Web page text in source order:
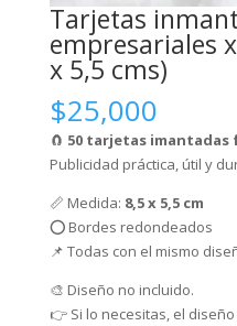
Tarjetas
empresariales
x 5,5 cms)
$25,000
🧲 50 tarjetas imantadas
Publicidad práctica, útil y
📏 Medida: 8,5 x 5,5 cm
⭕ Bordes redondeados
📌 Todas con el mismo
🎨 Diseño no incluido.
👉 Si lo necesitas, el